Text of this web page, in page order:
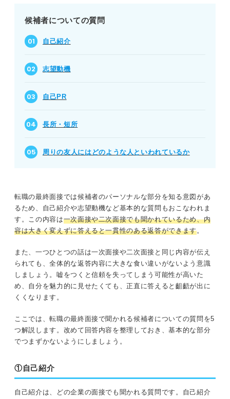
候補者についての質問
自己紹介
志望動機
自己PR
長所・短所
周りの友人にはどのような人といわれているか
転職の最終面接では候補者のパーソナルな部分を知る意図があ
るため、自己紹介や志望動機など基本的な質問もおこなわれま
す。この内容は一次面接や二次面接でも聞かれているため、内
容は大きく変えずに答えると一貫性のある返答ができます。
また、一つひとつの話は一次面接や二次面接と同じ内容が伝え
られても、全体的な返答内容に大きな食い違いがないよう意識
しましょう。嘘をつくと信頼を失ってしまう可能性が高いた
め、自分を魅力的に見せたくても、正直に答えると齟齬が出に
くくなります。
ここでは、転職の最終面接で聞かれる候補者についての質問を5
つ解説します。改めて回答内容を整理しておき、基本的な部分
でつまずかないようにしましょう。
①自己紹介
自己紹介は、どの企業の面接でも聞かれる質問です。自己紹介